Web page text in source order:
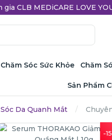
CLB MEDiCARE LOVE
Chăm Sóc Sức Khỏe Chăm
Sản Phẩm
Da Quanh Mắt
-